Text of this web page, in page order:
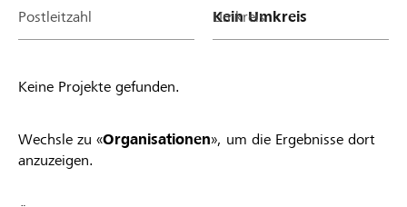
Postleitzahl Umkreis
Keine Projekte gefunden.
Wechsle zu «Organisationen», um die Ergebnisse dort
anzuzeigen.